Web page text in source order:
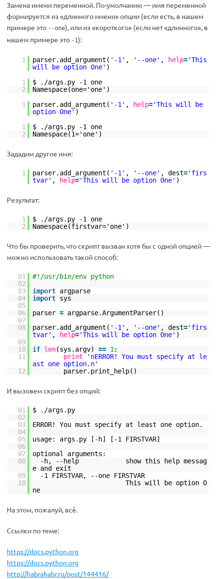
Замена имени переменной. По-умолчанию — имя переменной
формируется из «длинного имени» опции (если есть, в нашем
примере это --one), или из «короткого» (если нет «длинного», в
нашем примере это -1):
1 parser.add_argument( '-1' , '--one' , help='This
will be option One' )
1
$ ./args.py -1 one
2
Namespace(one='one')
1
parser.add_argument( '-1' , help='This will be
option One' )
1
$ ./args.py -1 one
2
Namespace(1='one')
Зададим другое имя:
1 parser.add_argument( '-1' , '--one' , dest='firs
tvar' , help='This will be option One' )
Результат:
1
$ ./args.py -1 one
2
Namespace(firstvar='one')
Что бы проверить, что скрипт вызван хотя бы с одной опцией —
можно использовать такой способ:
01
#!/usr/bin/env python
02
03
import argparse
04
import sys
05
06
parser = argparse.ArgumentParser()
07
08
parser.add_argument( '-1' , '--one' , dest='firs
tvar' , help='This will be option One' )
09
10
if len(sys.argv) == 1 :
11
print
'nERROR! You must specify at le
ast one option.n'
12
parser.print_help()
И вызовем скрипт без опций:
01
$ ./args.py
02
03
ERROR! You must specify at least one option.
04
05
usage: args.py [-h] [-1 FIRSTVAR]
06
07
optional arguments:
08
-h, --help show this help messag
e and exit
09
-1 FIRSTVAR, --one FIRSTVAR
10
This will be option O
ne
На этом, пожалуй, всё.
Ссылки по теме:
https://docs.python.org
https://docs.python.org
http://habrahabr.ru/post/144416/